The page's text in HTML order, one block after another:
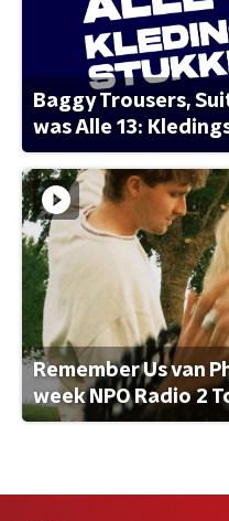
Baggy Trousers,
was Alle 13:
Remember Us van
week NPO Radio 2